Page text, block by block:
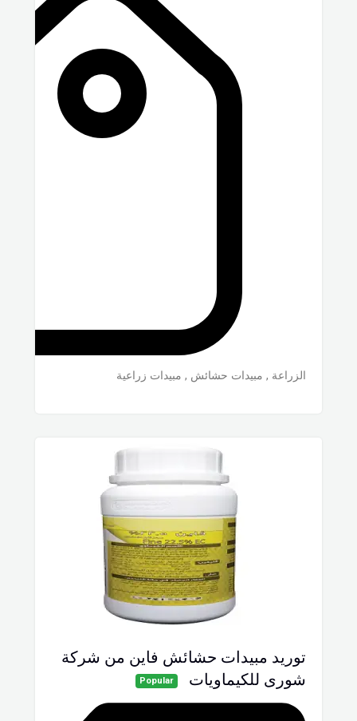
الزراعة , مبيدات حشائش , مبيدات زراعية
توريد مبيدات حشائش فاين من شركة
شورى للكيماويات
Popular